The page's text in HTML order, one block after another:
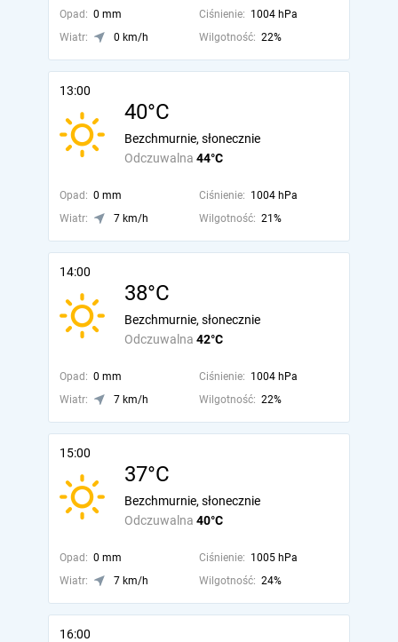
Opad: 0 mm Ciśnienie: 1004 hPa
Wiatr:
0 km/h Wilgotność: 22%
13:00
40°C
Odczuwalna 44°C
Bezchmurnie, słonecznie
Opad: 0 mm Ciśnienie: 1004 hPa
Wiatr:
7 km/h Wilgotność: 21%
14:00
38°C
Odczuwalna 42°C
Bezchmurnie, słonecznie
Opad: 0 mm Ciśnienie: 1004 hPa
Wiatr:
7 km/h Wilgotność: 22%
15:00
37°C
Odczuwalna 40°C
Bezchmurnie, słonecznie
Opad: 0 mm Ciśnienie: 1005 hPa
Wiatr:
7 km/h Wilgotność: 24%
16:00